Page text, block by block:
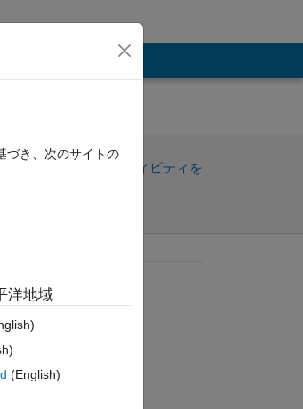
サインインしてアクティビティを
済み:
年 1 月 22 日
づき、次のサイトの
洋地域
(English)